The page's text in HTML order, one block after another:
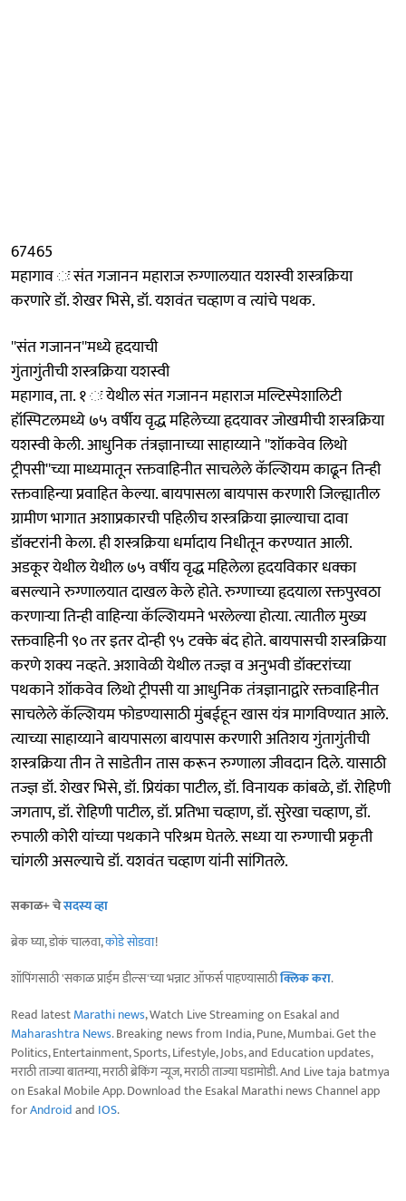
67465
महागाव ः संत गजानन महाराज रुग्णालयात यशस्वी शस्त्रक्रिया
करणारे डॉ. शेखर भिसे, डॉ. यशवंत चव्हाण व त्यांचे पथक.
''संत गजानन''मध्ये हृदयाची
गुंतागुंतीची शस्त्रक्रिया यशस्वी
महागाव, ता. १ ः येथील संत गजानन महाराज मल्टिस्पेशालिटी
हॉस्पिटलमध्ये ७५ वर्षीय वृद्ध महिलेच्या हृदयावर जोखमीची शस्त्रक्रिया
यशस्वी केली. आधुनिक तंत्रज्ञानाच्या साहाय्याने ''शॉकवेव लिथो
ट्रीपसी''च्या माध्यमातून रक्तवाहिनीत साचलेले कॅल्शियम काढून तिन्ही
रक्तवाहिन्या प्रवाहित केल्या. बायपासला बायपास करणारी जिल्ह्यातील
ग्रामीण भागात अशाप्रकारची पहिलीच शस्त्रक्रिया झाल्याचा दावा
डॉक्टरांनी केला. ही शस्त्रक्रिया धर्मादाय निधीतून करण्यात आली.
अडकूर येथील येथील ७५ वर्षीय वृद्ध महिलेला हृदयविकार धक्का
बसल्याने रुग्णालयात दाखल केले होते. रुग्णाच्या हृदयाला रक्तपुरवठा
करणाऱ्या तिन्ही वाहिन्या कॅल्शियमने भरलेल्या होत्या. त्यातील मुख्य
रक्तवाहिनी ९० तर इतर दोन्ही ९५ टक्के बंद होते. बायपासची शस्त्रक्रिया
करणे शक्य नव्हते. अशावेळी येथील तज्ज्ञ व अनुभवी डॉक्टरांच्या
पथकाने शॉकवेव लिथो ट्रीपसी या आधुनिक तंत्रज्ञानाद्वारे रक्तवाहिनीत
साचलेले कॅल्शियम फोडण्यासाठी मुंबईहून खास यंत्र मागविण्यात आले.
त्याच्या साहाय्याने बायपासला बायपास करणारी अतिशय गुंतागुंतीची
शस्त्रक्रिया तीन ते साडेतीन तास करून रुग्णाला जीवदान दिले. यासाठी
तज्ज्ञ डॉ. शेखर भिसे, डॉ. प्रियंका पाटील, डॉ. विनायक कांबळे, डॉ. रोहिणी
जगताप, डॉ. रोहिणी पाटील, डॉ. प्रतिभा चव्हाण, डॉ. सुरेखा चव्हाण, डॉ.
रुपाली कोरी यांच्या पथकाने परिश्रम घेतले. सध्या या रुग्णाची प्रकृती
चांगली असल्याचे डॉ. यशवंत चव्हाण यांनी सांगितले.
सकाळ+ चेसदस्य व्हा
ब्रेक घ्या, डोकं चालवा,कोडे सोडवा!
शॉपिंगसाठी 'सकाळ प्राईम डील्स'च्या भन्नाट ऑफर्स पाहण्यासाठीक्लिक करा.
Read latestMarathi news, Watch Live Streaming on Esakal and
Maharashtra News. Breaking news from India, Pune, Mumbai. Get the
Politics, Entertainment, Sports, Lifestyle, Jobs, and Education updates,
मराठी ताज्या बातम्या, मराठी ब्रेकिंग न्यूज, मराठी ताज्या घडामोडी. And Live taja batmya
on Esakal Mobile App. Download the Esakal Marathi news Channel app
forAndroidand IOS.